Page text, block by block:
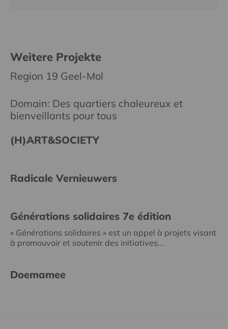
Weitere Projekte
Region 19 Geel-Mol
Domain: Des quartiers chaleureux et
bienveillants pour tous
(H)ART&SOCIETY
Radicale Vernieuwers
Générations solidaires 7e édition
« Générations solidaires » est un appel à projets visant
à promouvoir et soutenir des initiatives...
Doemamee